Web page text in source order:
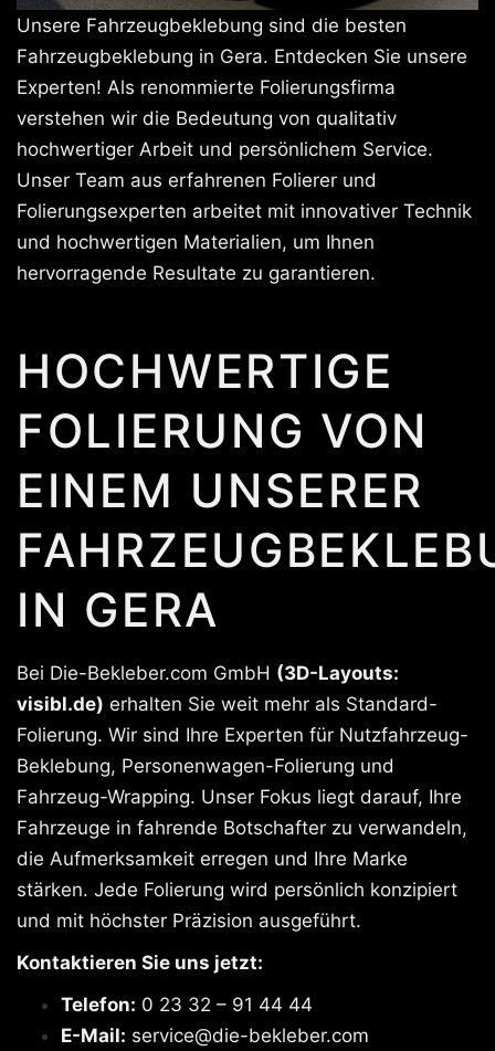
Unsere Fahrzeugbeklebung sind die besten
Fahrzeugbeklebung in Gera. Entdecken Sie unsere
Experten! Als renommierte Folierungsfirma
verstehen wir die Bedeutung von qualitativ
hochwertiger Arbeit und persönlichem Service.
Unser Team aus erfahrenen Folierer und
Folierungsexperten arbeitet mit innovativer Technik
und hochwertigen Materialien, um Ihnen
hervorragende Resultate zu garantieren.
HOCHWERTIGE
FOLIERUNG VON
EINEM UNSERER
IN GERA
Bei Die-Bekleber.com GmbH (3D-Layouts:
visibl.de) erhalten Sie weit mehr als Standard-
Folierung. Wir sind Ihre Experten für Nutzfahrzeug-
Beklebung, Personenwagen-Folierung und
Fahrzeug-Wrapping. Unser Fokus liegt darauf, Ihre
Fahrzeuge in fahrende Botschafter zu verwandeln,
die Aufmerksamkeit erregen und Ihre Marke
stärken. Jede Folierung wird persönlich konzipiert
und mit höchster Präzision ausgeführt.
Kontaktieren Sie uns jetzt:
Telefon: 0 23 32 – 91 44 44
E-Mail: service@die-bekleber.com